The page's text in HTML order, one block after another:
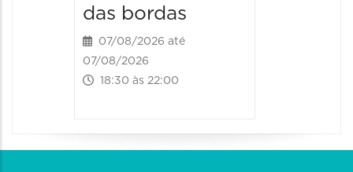
das bordas
07/08/2026 até
07/08/2026
18:30 às 22:00